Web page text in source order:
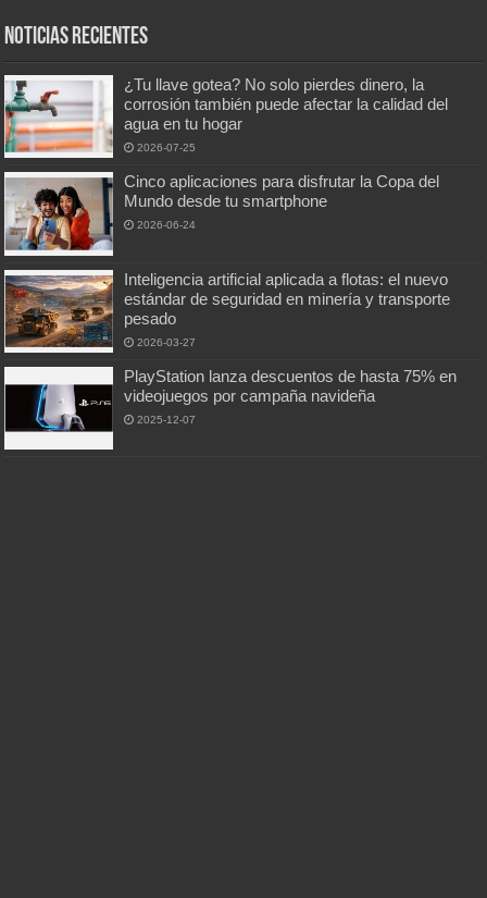
Noticias recientes
¿Tu llave gotea? No solo pierdes dinero, la
corrosión también puede afectar la calidad del
agua en tu hogar
2026-07-25
Cinco aplicaciones para disfrutar la Copa del
Mundo desde tu smartphone
2026-06-24
Inteligencia artificial aplicada a flotas: el nuevo
estándar de seguridad en minería y transporte
pesado
2026-03-27
PlayStation lanza descuentos de hasta 75% en
videojuegos por campaña navideña
2025-12-07